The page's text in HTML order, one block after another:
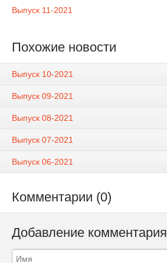
Выпуск 11-2021
Похожие новости
Выпуск 10-2021
Выпуск 09-2021
Выпуск 08-2021
Выпуск 07-2021
Выпуск 06-2021
Комментарии (0)
Добавление комментария